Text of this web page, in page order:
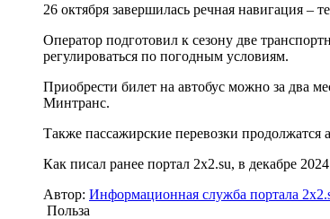
26 октября завершилась речная навигация
Оператор подготовил к сезону две
регулироваться по погодным условиям.
Приобрести билет на автобус можно за два
Минтранс.
Также пассажирские перевозки
Как писал ранее портал 2х2.su, в декабре
Автор: Информационная служба портала
Польза